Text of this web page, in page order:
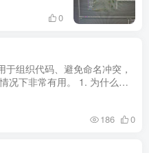
0
组织代码、避免命名冲突，
况下非常有用。 1. 为什么需
{ printf('Logging from
186 0